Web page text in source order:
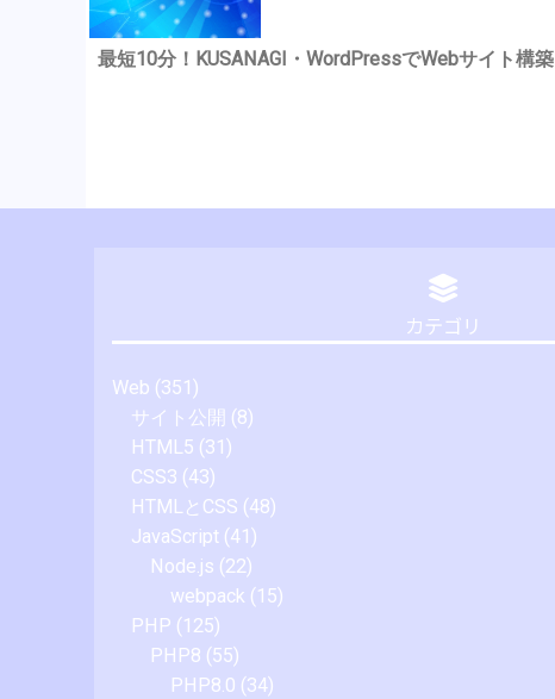
最短10分！KUSANAGI・WordPressでWebサイト構築
カテゴリ
Web (351)
サイト公開 (8)
HTML5 (31)
CSS3 (43)
HTMLとCSS (48)
JavaScript (41)
Node.js (22)
webpack (15)
PHP (125)
PHP8 (55)
PHP8.0 (34)